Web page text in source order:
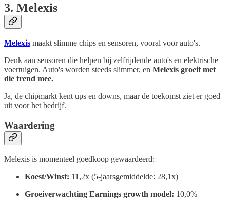
3. Melexis
Melexis maakt slimme chips en sensoren, vooral voor auto's.
Denk aan sensoren die helpen bij zelfrijdende auto's en elektrische
voertuigen. Auto's worden steeds slimmer, en Melexis groeit met
die trend mee.
Ja, de chipmarkt kent ups en downs, maar de toekomst ziet er goed
uit voor het bedrijf.
Waardering
Melexis is momenteel goedkoop gewaardeerd:
Koest/Winst: 11,2x (5-jaarsgemiddelde: 28,1x)
Groeiverwachting Earnings growth model: 10,0%